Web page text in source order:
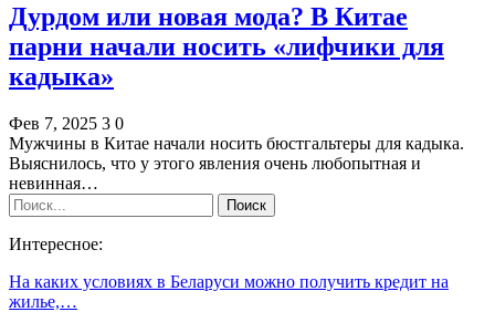
Дурдом или новая мода? В Китае
парни начали носить «лифчики для
кадыка»
Фев 7, 2025 3 0
Мужчины в Китае начали носить бюстгальтеры для кадыка.
Выяснилось, что у этого явления очень любопытная и
невинная…
Интересное:
На каких условиях в Беларуси можно получить кредит на
жилье,…